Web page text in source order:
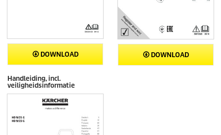
DOWNLOAD DOWNLOAD
Handleiding, incl.
veiligheidsinformatie